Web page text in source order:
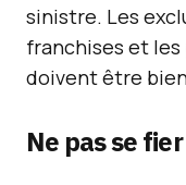
sinistre. Les
franchises et
doivent être
Ne pas se